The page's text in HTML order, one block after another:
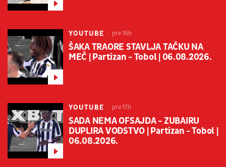
YOUTUBE pre 16h
ŠAKA TRAORE STAVLJA TAČKU NA
MEČ | Partizan - Tobol | 06.08.2026.
YOUTUBE pre 17h
SADA NEMA OFSAJDA - ZUBAIRU
DUPLIRA VOĐSTVO | Partizan - Tobol |
06.08.2026.